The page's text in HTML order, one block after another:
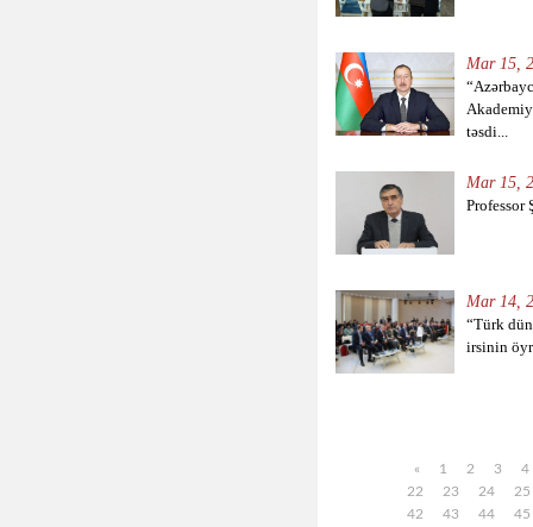
Mar 15,
təsdi...
Mar 15,
Professor
Mar 14,
“Türk
irsinin
« 1 2 3
4
22
23 24
25
42
43 44 45